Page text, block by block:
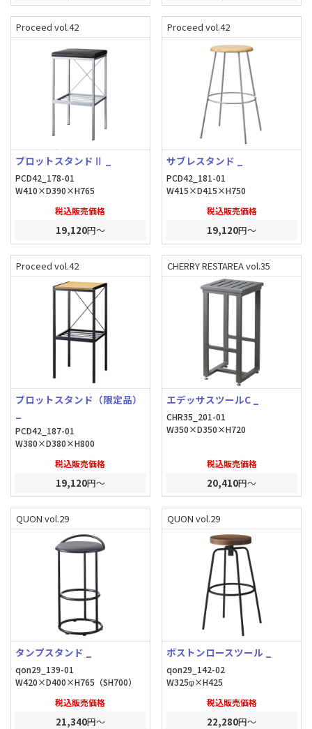
Proceed vol.42
プロットスタンドⅡ _
PCD42_178-01
W410×D390×H765
税込販売価格
19,120円～
Proceed vol.42
サブレスタンド _
PCD42_181-01
W415×D415×H750
税込販売価格
19,120円～
Proceed vol.42
プロットスタンド（限定品）
PCD42_187-01
W380×D380×H800
税込販売価格
19,120円～
CHERRY RESTAREA vol.35
エデッサスツールC _
CHR35_201-01
W350×D350×H720
税込販売価格
20,410円～
QUON vol.29
タンプスタンド _
qon29_139-01
W420×D400×H765（SH700）
税込販売価格
21,340円～
QUON vol.29
ボストンロースツール _
qon29_142-02
W325φ×H425
税込販売価格
22,280円～